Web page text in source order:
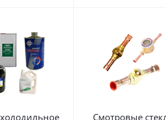
Смотровые